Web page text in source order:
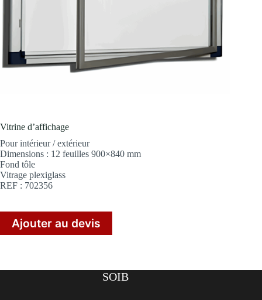
Vitrine d’affichage
Pour intérieur / extérieur
Dimensions : 12 feuilles 900×840 mm
Fond tôle
Vitrage plexiglass
REF : 702356
Ajouter au devis
SOIB